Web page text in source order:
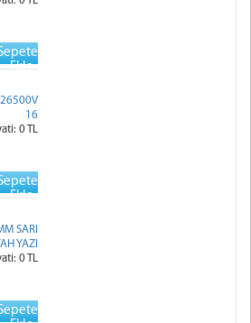
Ekle
26500V
16
0 TL
Ekle
SARI
YAZI
0 TL